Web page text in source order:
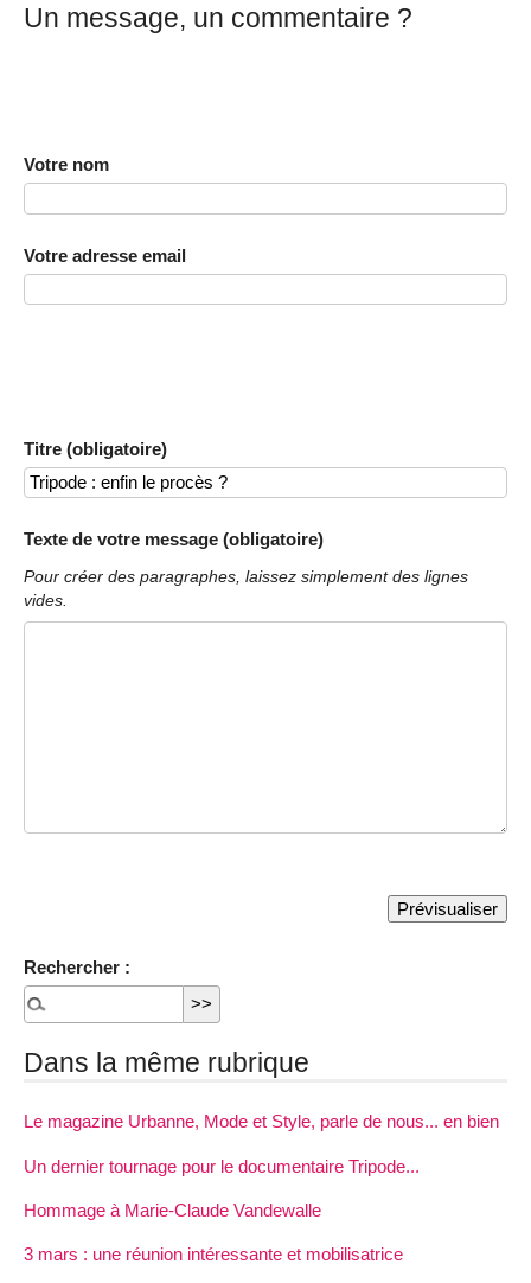
Un message, un commentaire ?
Votre nom
Votre adresse email
Titre (obligatoire)
Texte de votre message (obligatoire)
Pour créer des paragraphes, laissez simplement des lignes
vides.
Rechercher :
Dans la même rubrique
Le magazine Urbanne, Mode et Style, parle de nous... en bien
Un dernier tournage pour le documentaire Tripode...
Hommage à Marie-Claude Vandewalle
3 mars : une réunion intéressante et mobilisatrice